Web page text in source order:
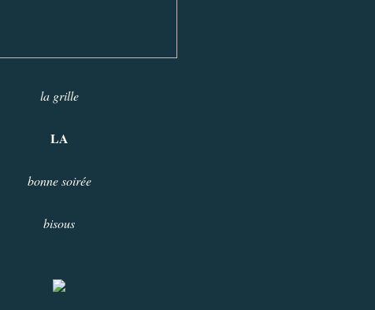
la grille
LA
bonne soirée
bisous